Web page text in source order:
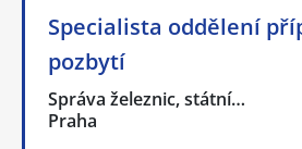
Specialista oddělení
pozbytí
Správa železnic, státní…
Praha